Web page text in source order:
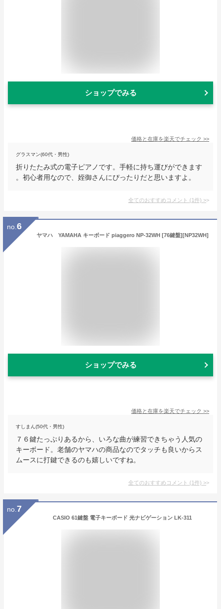
ショップでみる
価格と在庫を楽天でチェック >>
グラスマン(60代・男性)
折りたたみ式の電子ピアノです。手軽に持ち運びができます
。初心者用なので、姪御さんにぴったりだと思いますよ。
全てのおすすめコメント (1件) >
no. 6
ヤマハ YAMAHA キーボード piaggero NP-32WH [76鍵盤][NP32WH]
ショップでみる
価格と在庫を楽天でチェック >>
すしまん(50代・男性)
７６鍵たっぷりあるから、いろな曲が練習できちゃう人気の
キーボード。老舗のヤマハの商品なのでタッチも良いからス
ムースに打鍵できるのも嬉しいですね。
全てのおすすめコメント (1件) >
no. 7
CASIO 61鍵盤 電子キーボード 光ナビゲーション LK-311